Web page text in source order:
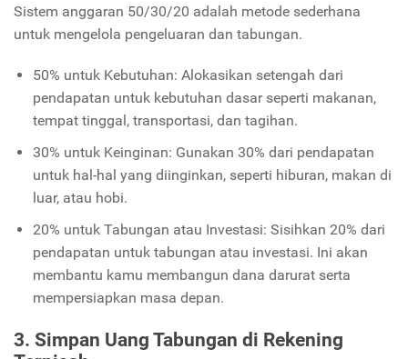
Sistem anggaran 50/30/20 adalah metode sederhana
untuk mengelola pengeluaran dan tabungan.
50% untuk Kebutuhan: Alokasikan setengah dari
pendapatan untuk kebutuhan dasar seperti makanan,
tempat tinggal, transportasi, dan tagihan.
30% untuk Keinginan: Gunakan 30% dari pendapatan
untuk hal-hal yang diinginkan, seperti hiburan, makan di
luar, atau hobi.
20% untuk Tabungan atau Investasi: Sisihkan 20% dari
pendapatan untuk tabungan atau investasi. Ini akan
membantu kamu membangun dana darurat serta
mempersiapkan masa depan.
3. Simpan Uang Tabungan di Rekening